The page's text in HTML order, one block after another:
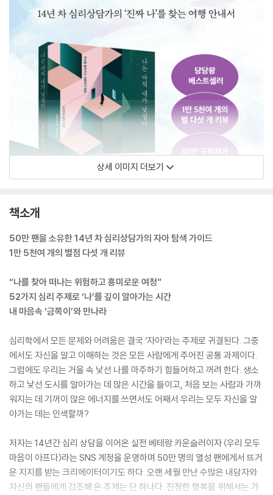
상세 이미지 더보기
책소개
50만 팬을 소유한 14년 차 심리상담가의 자아 탐색 가이드
1만 5천여 개의 별점 다섯 개 리뷰
“나를 찾아 떠나는 위험하고 흥미로운 여정”
52가지 심리 주제로 ‘나’를 깊이 알아가는 시간
내 마음속 ‘금쪽이’와 만나라
심리학에서 모든 문제와 어려움은 결국 ‘자아’라는 주제로 귀결된다. 그중
에서도 자신을 알고 이해하는 것은 모든 사람에게 주어진 공통 과제이다.
그럼에도 우리는 거울 속 낯선 나를 마주하기 힘들어하고 꺼려 한다. 생소
하고 낯선 도시를 알아가는 데 많은 시간을 들이고, 처음 보는 사람과 가까
워지는 데 기꺼이 많은 에너지를 쓰면서도 어째서 우리는 모두 자신을 알
아가는 데는 인색할까?
저자는 14년간 심리 상담을 이어온 실전 베테랑 카운슬러이자 〈우리 모두
마음이 아프다〉라는 SNS 계정을 운영하며 50만 명의 열성 팬에게서 뜨거
운 지지를 받는 크리에이터이기도 하다. 오랜 세월 만난 수많은 내담자와
자신의 팬들에게 강조해 온 주제는 단 하나다. 진정한 행복을 위해서는 가